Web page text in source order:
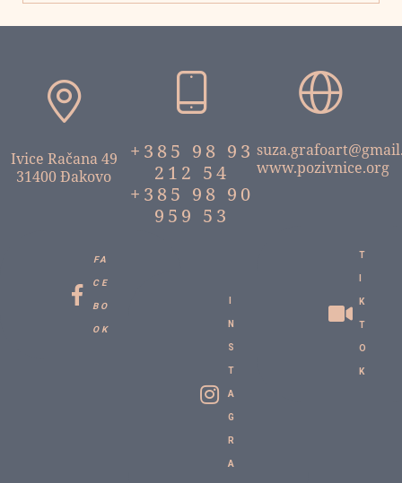
Ivice Račana 49
31400 Đakovo
FA
CE
BO
OK
+385 98 93
212 54
+385 98 90
959 53
N
S
T
A
G
R
A
www.pozivnice.org
T
K
T
O
K